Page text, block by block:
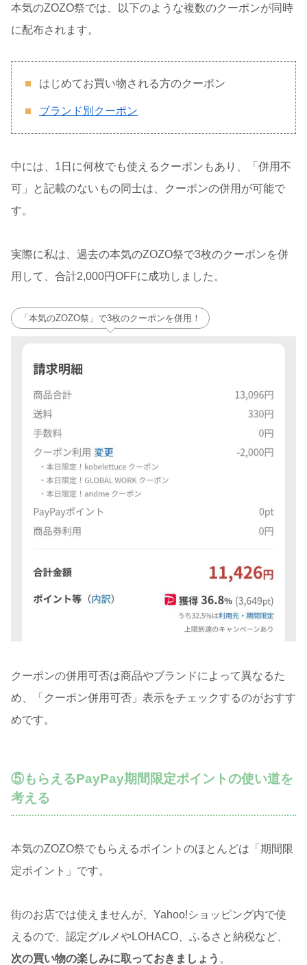
本気のZOZO祭では、以下のような複数のクーポンが同時
に配布されます。
はじめてお買い物される方のクーポン
ブランド別クーポン
中には、1日に何枚でも使えるクーポンもあり、「併用不
可」と記載のないもの同士は、クーポンの併用が可能で
す。
実際に私は、過去の本気のZOZO祭で3枚のクーポンを併
用して、合計2,000円OFFに成功しました。
「本気のZOZO祭」で3枚のクーポンを併用！
クーポンの併用可否は商品やブランドによって異なるた
め、「クーポン併用可否」表示をチェックするのがおすす
めです。
⑤もらえるPayPay期間限定ポイントの使い道を
考える
本気のZOZO祭でもらえるポイントのほとんどは「期間限
定ポイント」です。
街のお店では使えませんが、Yahoo!ショッピング内で使
えるので、認定グルメやLOHACO、ふるさと納税など、
次の買い物の楽しみに取っておきましょう 。